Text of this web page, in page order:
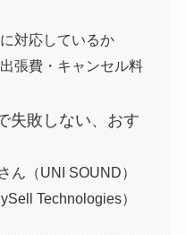
対応しているか
張費・キャンセル料
失敗しない、おす
ん（UNI SOUND）
Technologies）